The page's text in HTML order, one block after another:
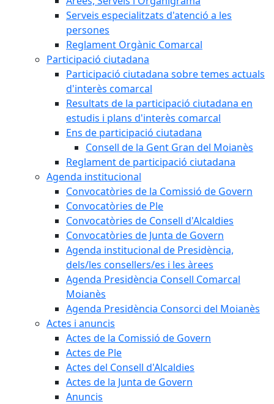
Serveis especialitzats d'atenció a les
persones
Reglament Orgànic Comarcal
Participació ciutadana
Participació ciutadana sobre temes actuals
d'interès comarcal
Resultats de la participació ciutadana en
estudis i plans d'interès comarcal
Ens de participació ciutadana
Consell de la Gent Gran del Moianès
Reglament de participació ciutadana
Agenda institucional
Convocatòries de la Comissió de Govern
Convocatòries de Ple
Convocatòries de Consell d'Alcaldies
Convocatòries de Junta de Govern
Agenda institucional de Presidència,
dels/les consellers/es i les àrees
Agenda Presidència Consell Comarcal
Moianès
Agenda Presidència Consorci del Moianès
Actes i anuncis
Actes de la Comissió de Govern
Actes de Ple
Actes del Consell d'Alcaldies
Actes de la Junta de Govern
Anuncis